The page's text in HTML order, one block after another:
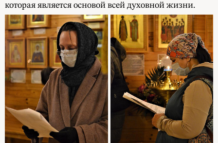
которая является основой всей духовной жизни.